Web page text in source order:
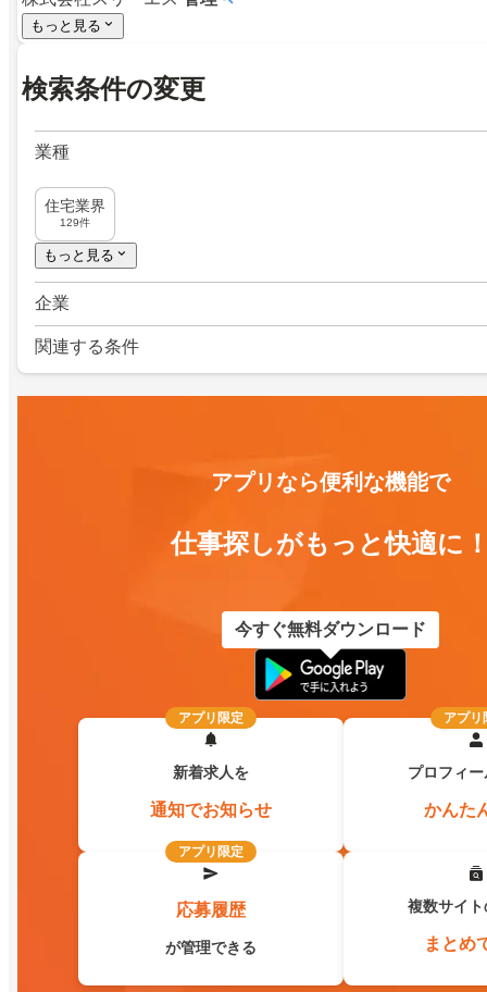
もっと見る
検索条件の変更
業種
住宅業界
129件
もっと見る
企業
関連する条件
アプリなら便利な機能で
仕事探しがもっと快適に
今すぐ無料ダウンロード
アプリ限定
新着求人を
通知でお知らせ
アプリ
プロフィ
かんた
アプリ限定
応募履歴
が管理できる
複数サイ
まとめ